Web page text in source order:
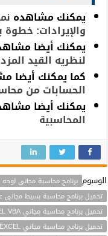
يمكنك مشاهده
والإيرادات:
يمكنك أيضا
لنظريه القيد
كما يمكنك أيضا
الحسابات من
يمكنك أيضا
المحاسبية
الوسوم برنامج محاسبة مجاني لوجه
تحميل برنامج محاسبة بسيط مجاني
تحميل برنامج محاسبة مجاني EXCEL VBA
تحميل برنامج محاسبة مجاني EXCEL للاندرويد